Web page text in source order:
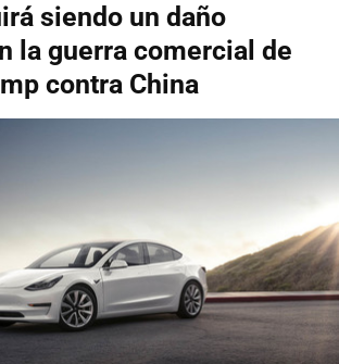
siendo un daño
la guerra comercial de
contra China